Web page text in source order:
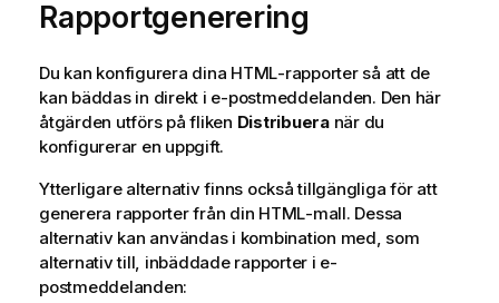
Rapportgenerering
Du kan konfigurera dina HTML-rapporter så att de
kan bäddas in direkt i e-postmeddelanden. Den här
åtgärden utförs på fliken Distribueranär du
konfigurerar en uppgift.
Ytterligare alternativ finns också tillgängliga för att
generera rapporter från din HTML-mall. Dessa
alternativ kan användas i kombination med, som
alternativ till, inbäddade rapporter i e-
postmeddelanden: